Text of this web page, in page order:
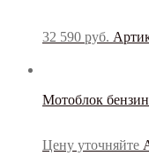
Ручной(0)
Рабочая ширина, мм
32 590 руб.
Мотоблок
Цену уточняйте